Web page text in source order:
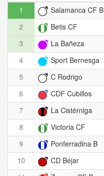
1
Salamanca CF B
2
Betis CF
3
La Bañeza
4
Sport Bernesga
5
C Rodrigo
6
CDF Cubillos
7
La Cistérniga
8
Victoria CF
9
Ponferradina B
10
CD Béjar